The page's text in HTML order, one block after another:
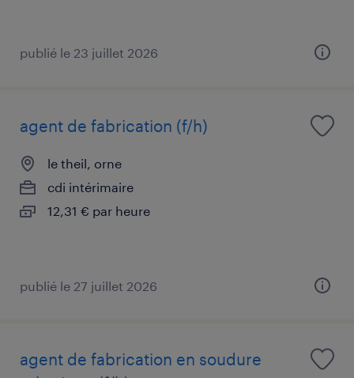
publié le 23 juillet 2026
agent de fabrication (f/h)
le theil, orne
cdi intérimaire
12,31 € par heure
publié le 27 juillet 2026
agent de fabrication en soudure